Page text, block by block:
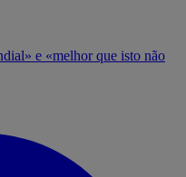
e «melhor que isto não